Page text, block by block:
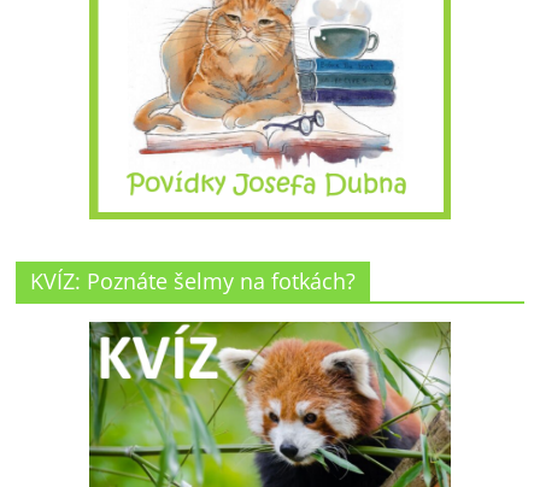
KVÍZ: Poznáte šelmy na fotkách?